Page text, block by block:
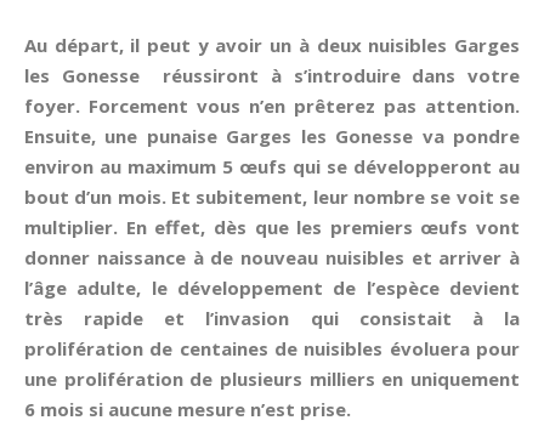
Au départ, il peut y avoir un à deux nuisibles Garges
les Gonesse réussiront à s’introduire dans votre
foyer. Forcement vous n’en prêterez pas attention.
Ensuite, une punaise Garges les Gonesse va pondre
environ au maximum 5 œufs qui se développeront au
bout d’un mois. Et subitement, leur nombre se voit se
multiplier. En effet, dès que les premiers œufs vont
donner naissance à de nouveau nuisibles et arriver à
l’âge adulte, le développement de l’espèce devient
très rapide et l’invasion qui consistait à la
prolifération de centaines de nuisibles évoluera pour
une prolifération de plusieurs milliers en uniquement
6 mois si aucune mesure n’est prise.